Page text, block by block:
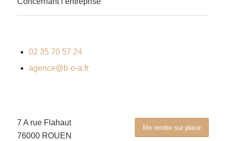
02 35 70 57 24
agence@b-o-a.fr
Me rendre sur place
7 A rue Flahaut
76000 ROUEN